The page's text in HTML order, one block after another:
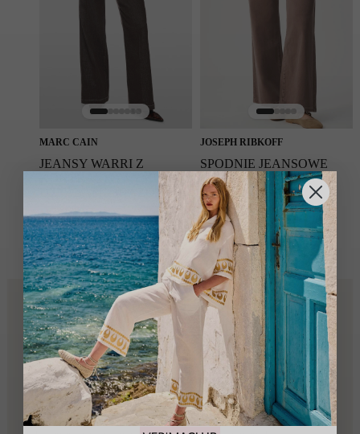
MARC CAIN
JEANSY WARRI Z
DETALAMI BRĄZOWE
1289.00zł
JOSEPH RIBKOFF
SPODNIE JEANSOWE
GOLDIE WIDE-LEG
MOCHA
869.00zł
VERIMA CLUB · BEZPŁATNE CZŁONKOSTWO
Coś więcej
niżrabat
Dołącz do grona klientek, które kupują mądrzej — z